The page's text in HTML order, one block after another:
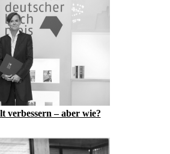
verbessern – aber wie?